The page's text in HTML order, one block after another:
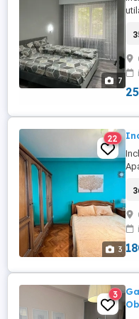
7
a
3
22
o
3